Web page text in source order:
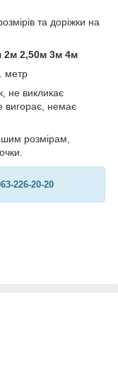
та доріжки на
2м 2,50м 3м 4м
метр
не викликає
вигорає, немає
розмірам,
226-20-20